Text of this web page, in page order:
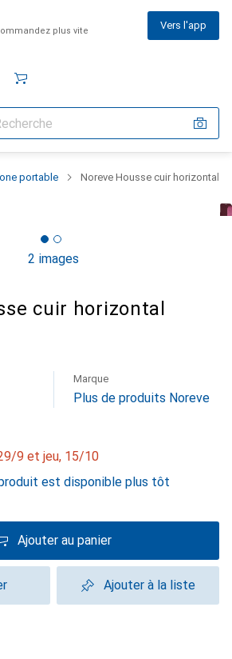
plus vite Vers l'app
portable Noreve Housse cuir horizontal
2 images
cuir horizontal
Marque
Plus de produits Noreve
9 et jeu, 15/10
est disponible plus tôt
Ajouter au panier
Ajouter à la liste